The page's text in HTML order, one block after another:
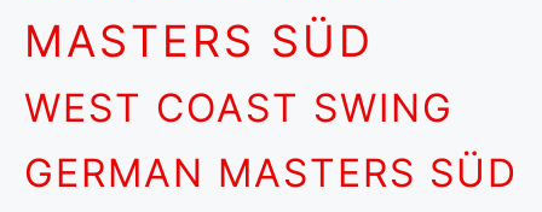
MASTERS SÜD
WEST COAST SWING
GERMAN MASTERS SÜD